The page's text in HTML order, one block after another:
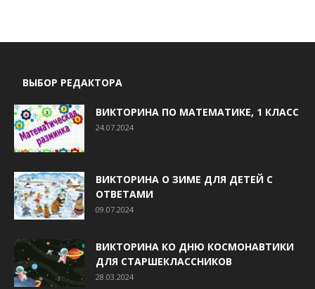
ВЫБОР РЕДАКТОРА
ВИКТОРИНА ПО МАТЕМАТИКЕ, 1 КЛАСС
24.07.2024
ВИКТОРИНА О ЗИМЕ ДЛЯ ДЕТЕЙ С
ОТВЕТАМИ
09.07.2024
ВИКТОРИНА КО ДНЮ КОСМОНАВТИКИ
ДЛЯ СТАРШЕКЛАССНИКОВ
28.03.2024